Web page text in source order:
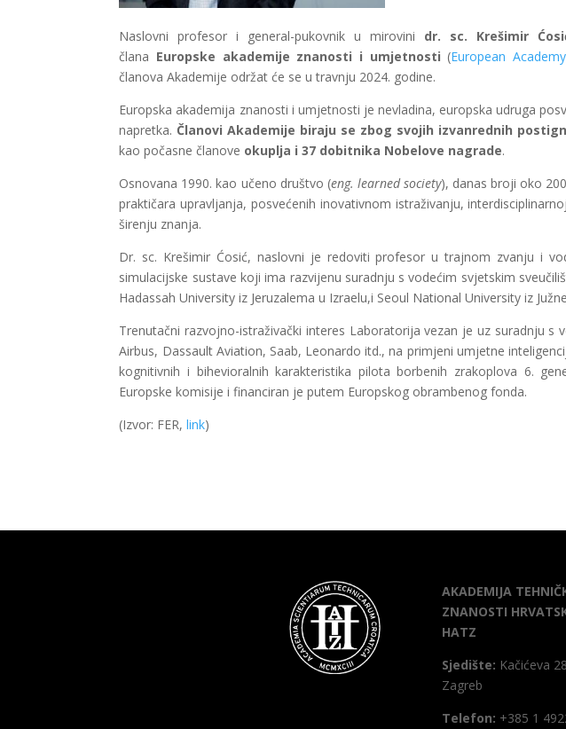
Naslovni profesor i general-pukovnik u mirovini dr. sc. Krešimir
člana Europske akademije znanosti i umjetnosti (European
članova Akademije održat će se u travnju 2024. godine.
Europska akademija znanosti i umjetnosti je nevladina, europska udruga
napretka.Članovi Akademije biraju se zbog svojih izvanrednih
kao počasne članove okuplja i 37 dobitnika Nobelove nagrade.
Osnovana 1990. kao učeno društvo (eng. learned society), danas broji oko
praktičara upravljanja, posvećenih inovativnom istraživanju,
širenju znanja.
Dr. sc. Krešimir Ćosić, naslovni je redoviti profesor u trajnom zvanju i
simulacijske sustave koji ima razvijenu suradnju s vodećim svjetskim
Hadassah University iz Jeruzalema u Izraelu,i Seoul National University iz
Trenutačni razvojno-istraživački interes Laboratorija vezan je uz suradnju s
Airbus, Dassault Aviation, Saab, Leonardo itd., na primjeni umjetne
kognitivnih i bihevioralnih karakteristika pilota borbenih zrakoplova 6.
Europske komisije i financiran je putem Europskog obrambenog fonda.
(Izvor: FER,link)
AKADEMIJA
ZNANOSTI
HATZ
Sjedište: Kačićeva
Zagreb
Telefon: +385 1